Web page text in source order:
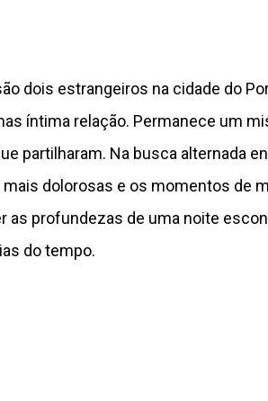
dois estrangeiros na cidade do
íntima relação. Permanece um
partilharam. Na busca alternada
dolorosas e os momentos de
as profundezas de uma noite
do tempo.